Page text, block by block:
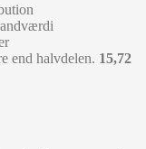
end halvdelen. 15,72